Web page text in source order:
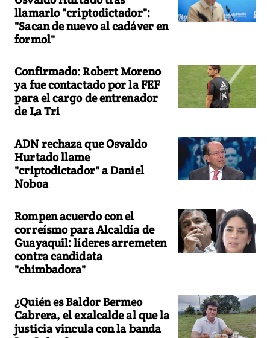
llamarlo "criptodictador":
"Sacan de nuevo al cadáver en
formol"
Confirmado: Robert Moreno
ya fue contactado por la FEF
para el cargo de entrenador
de La Tri
ADN rechaza que Osvaldo
Hurtado llame
"criptodictador" a Daniel
Noboa
Rompen acuerdo con el
correísmo para Alcaldía de
Guayaquil: líderes arremeten
contra candidata
"chimbadora"
¿Quién es Baldor Bermeo
Cabrera, el exalcalde al que la
justicia vincula con la banda